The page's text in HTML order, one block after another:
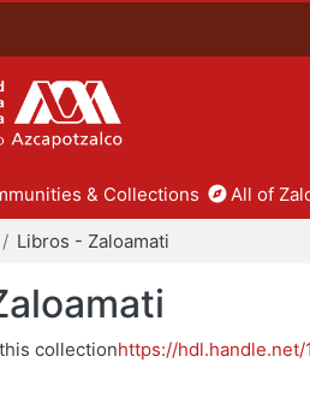
& Collections All of
Libros - Zaloamati
collectionhttps://hdl.handle.net/